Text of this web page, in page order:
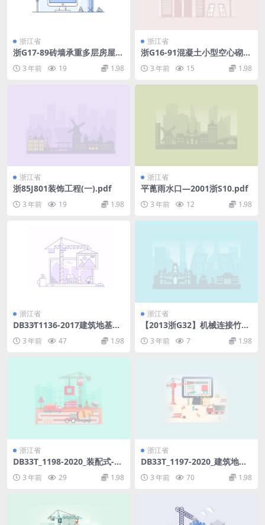
浙江省
浙G17-89砖墙承重多层房屋结
3 年前 19 1.98
浙江省
浙G16-91混凝土小型空心砌块
3 年前 15 1.98
浙江省
浙85J801装饰工程(一).pdf
3 年前 19 1.98
浙江省
平蓖雨水口—2001浙S10.pdf
3 年前 12 1.98
浙江省
DB33∕T1136-2017建筑地基基
3 年前 47 1.98
浙江省
【2013浙G32】机械连接竹节
3 年前 7 1.98
浙江省
DB33T_1198-2020_装配式-混
术规程.pdf
3 年前 29 1.98
浙江省
DB33T_1197-2020_建筑地基
表标准.pdf
3 年前 70 1.98